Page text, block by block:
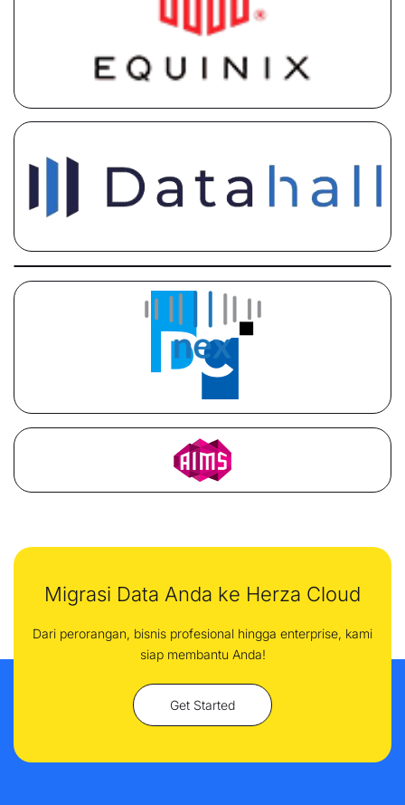
Migrasi Data Anda ke Herza Cloud
Dari perorangan, bisnis profesional hingga enterprise, kami
siap membantu Anda!
Get Started